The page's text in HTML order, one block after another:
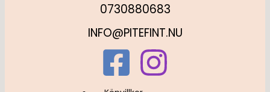
0730880683
INFO@PITEFINT.NU